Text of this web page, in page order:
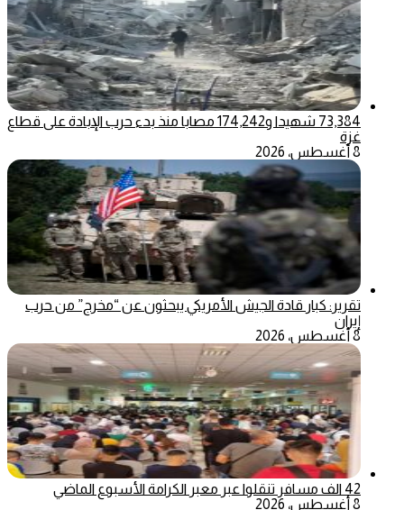
73,384 شهيدا و174,242 مصابا منذ بدء حرب الإبادة على قطاع
غزة
8 أغسطس، 2026
تقرير: كبار قادة الجيش الأمريكي يبحثون عن “مخرج” من حرب
إيران
8 أغسطس، 2026
42 الف مسافر تنقلوا عبر معبر الكرامة الأسبوع الماضي
8 أغسطس، 2026